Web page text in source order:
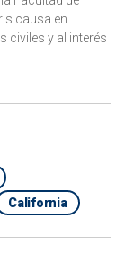
causa en
civiles y al interés
California